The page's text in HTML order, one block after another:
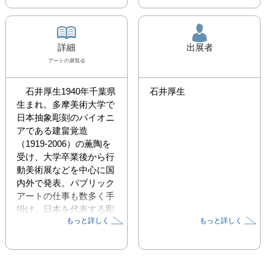
詳細
アート の展覧会
石井厚生1940年千葉県
生まれ。多摩美術大学で
日本抽象彫刻のパイオニ
アである建畠覚造
（1919-2006）の薫陶を
受け、大学卒業後から行
動美術展などを中心に国
内外で発表。パブリック
アートの仕事も数多く手
掛け、日本を代表する彫
刻家に贈られる中原悌二
郷新賞（2005）を受賞す
もっと詳しく
出展者
石井厚生
もっと詳しく